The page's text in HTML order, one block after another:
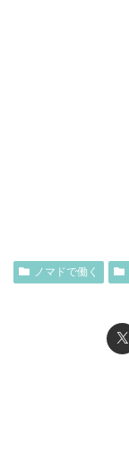
ノマドで働く